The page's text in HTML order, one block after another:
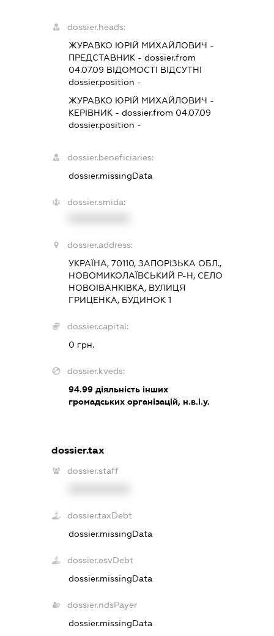
dossier.heads:
ЖУРАВКО ЮРІЙ МИХАЙЛОВИЧ -
ПРЕДСТАВНИК - dossier.from
04.07.09 ВІДОМОСТІ ВІДСУТНІ
dossier.position -
ЖУРАВКО ЮРІЙ МИХАЙЛОВИЧ -
КЕРІВНИК - dossier.from 04.07.09
dossier.position -
dossier.beneficiaries:
dossier.missingData
dossier.smida:
dossier.address:
УКРАЇНА, 70110, ЗАПОРІЗЬКА ОБЛ.,
НОВОМИКОЛАЇВСЬКИЙ Р-Н, СЕЛО
НОВОІВАНКІВКА, ВУЛИЦЯ
ГРИЦЕНКА, БУДИНОК 1
dossier.capital:
0 грн.
dossier.kveds:
94.99діяльність інших
громадських організацій, н.в.і.у.
dossier.tax
dossier.staff
dossier.taxDebt
dossier.missingData
dossier.esvDebt
dossier.missingData
dossier.ndsPayer
dossier.missingData